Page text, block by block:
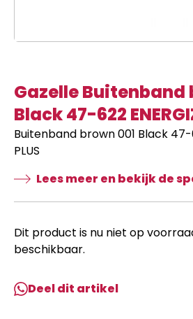
Gazelle Buitenband
Black 47-622
Buitenband brown 001 Black 47-
PLUS
Lees meer en bekijk de
Dit product is nu niet op
beschikbaar.
Deel dit artikel